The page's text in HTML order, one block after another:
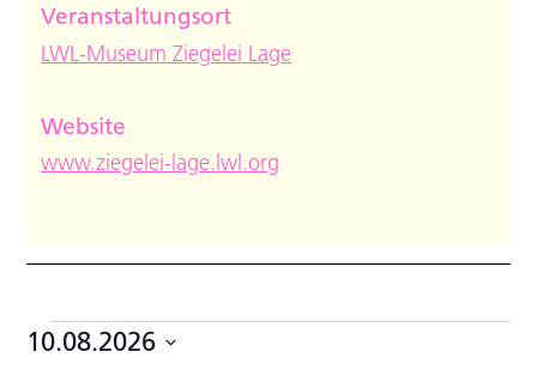
Veranstaltungsort
LWL-Museum Ziegelei Lage
Website
www.ziegelei-lage.lwl.org
Veranstaltungen
10.08.2026